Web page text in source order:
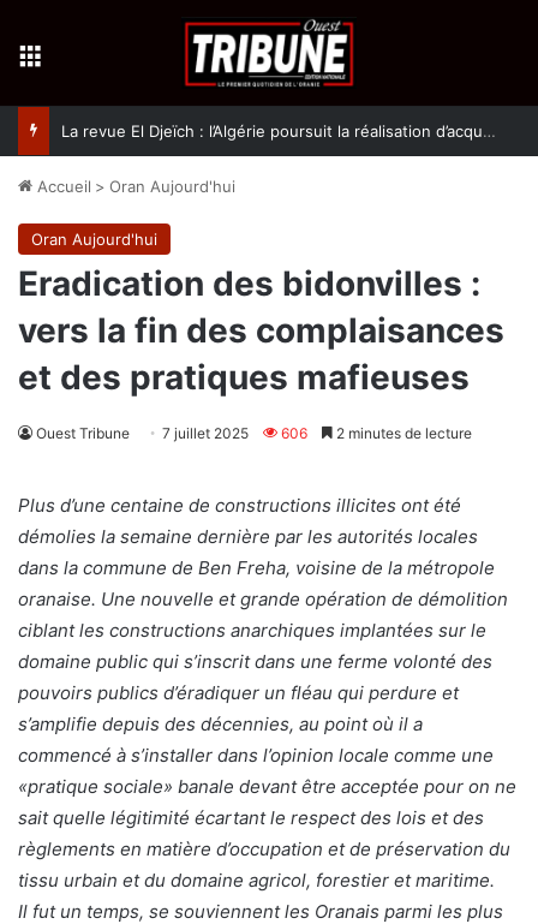
La revue El Djeïch : l’Algérie poursuit la réalisation d’acquis qualitatifs et historiques dans un climat de sécurité et de stabilité
Accueil > Oran Aujourd'hui
Oran Aujourd'hui
Eradication des bidonvilles :
vers la fin des complaisances
et des pratiques mafieuses
Ouest Tribune 7 juillet 2025 606 2 minutes de lecture
Plus d’une centaine de constructions illicites ont été
démolies la semaine dernière par les autorités locales
dans la commune de Ben Freha, voisine de la métropole
oranaise. Une nouvelle et grande opération de démolition
ciblant les constructions anarchiques implantées sur le
domaine public qui s’inscrit dans une ferme volonté des
pouvoirs publics d’éradiquer un fléau qui perdure et
s’amplifie depuis des décennies, au point où il a
commencé à s’installer dans l’opinion locale comme une
«pratique sociale» banale devant être acceptée pour on ne
sait quelle légitimité écartant le respect des lois et des
règlements en matière d’occupation et de préservation du
tissu urbain et du domaine agricol, forestier et maritime.
Il fut un temps, se souviennent les Oranais parmi les plus